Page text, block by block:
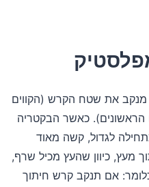
מנקב את שטח הקרש (הקווים
כאשר הבקטריה
לגדול, קשה מאוד
מעץ, כיוון שהעץ מכיל שרף,
אם תנקב קרש חיתוך